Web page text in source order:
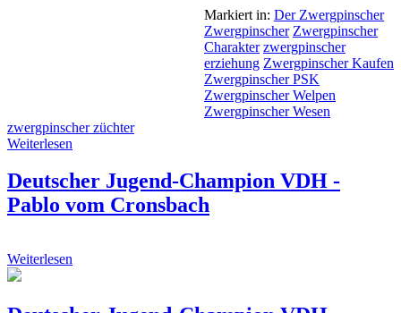
Markiert in: Der Zwergpinscher
Zwergpinscher Zwergpinscher
Charakter zwergpinscher
erziehung Zwergpinscher Kaufen
Zwergpinscher PSK
Zwergpinscher Welpen
Zwergpinscher Wesen
zwergpinscher züchter
Weiterlesen
Deutscher Jugend-Champion VDH -
Pablo vom Cronsbach
Weiterlesen